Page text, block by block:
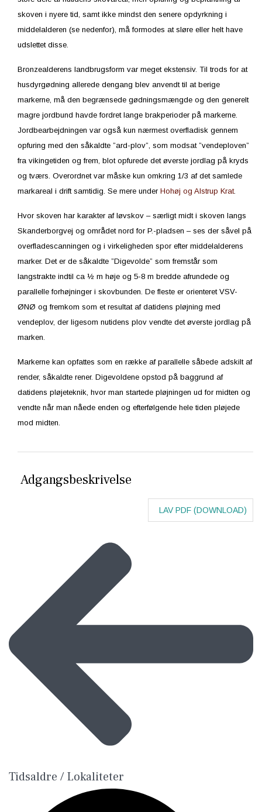
skoven i nyere tid, samt ikke mindst den senere opdyrkning i
middelalderen (se nedenfor), må formodes at sløre eller helt have
udslettet disse.
Bronzealderens landbrugsform var meget ekstensiv. Til trods for at
husdyrgødning allerede dengang blev anvendt til at berige
markerne, må den begrænsede gødningsmængde og den generelt
magre jordbund havde fordret lange brakperioder på markerne.
Jordbearbejdningen var også kun nærmest overfladisk gennem
opfuring med den såkaldte ”ard-plov”, som modsat ”vendeploven”
fra vikingetiden og frem, blot opfurede det øverste jordlag på kryds
og tværs. Overordnet var måske kun omkring 1/3 af det samlede
markareal i drift samtidig. Se mere under Hohøj og Alstrup Krat.
Hvor skoven har karakter af løvskov – særligt midt i skoven langs
Skanderborgvej og området nord for P.-pladsen – ses der såvel på
overfladescanningen og i virkeligheden spor efter middelalderens
marker. Det er de såkaldte ”Digevolde” som fremstår som
langstrakte indtil ca ½ m høje og 5-8 m bredde afrundede og
parallelle forhøjninger i skovbunden. De fleste er orienteret VSV-
ØNØ og fremkom som et resultat af datidens pløjning med
vendeplov, der ligesom nutidens plov vendte det øverste jordlag på
marken.
Markerne kan opfattes som en række af parallelle såbede adskilt af
render, såkaldte rener. Digevoldene opstod på baggrund af
datidens pløjeteknik, hvor man startede pløjningen ud for midten og
vendte når man nåede enden og efterfølgende hele tiden pløjede
mod midten.
Adgangsbeskrivelse
LAV PDF (DOWNLOAD)
Tidsaldre / Lokaliteter